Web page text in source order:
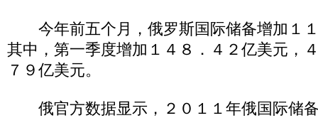
今年前五个月，俄罗斯国际储备增加１
其中，第一季度增加１４８．４２亿美元，
７９亿美元。
俄官方数据显示，２０１１年俄国际储